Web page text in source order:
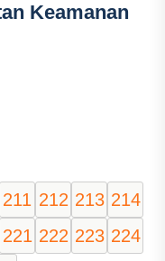
Keamanan
211 212 213 214
221 222 223 224